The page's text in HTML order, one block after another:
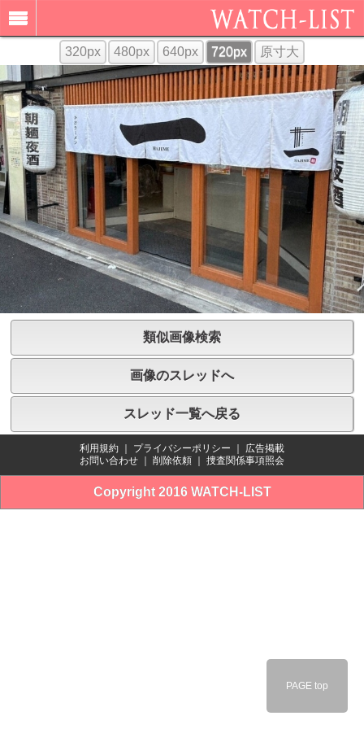
320px 480px 640px 720px 原寸大
類似画像検索
画像のスレッドへ
スレッド一覧へ戻る
利用規約 ｜ プライバシーポリシー ｜ 広告掲載
お問い合わせ ｜ 削除依頼 ｜ 捜査関係事項照会
Copyright 2016 WATCH-LIST
PAGE top